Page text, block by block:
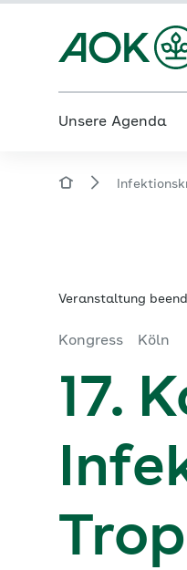
Unsere Agenda
Veranstaltung
Kongress Köln
17.